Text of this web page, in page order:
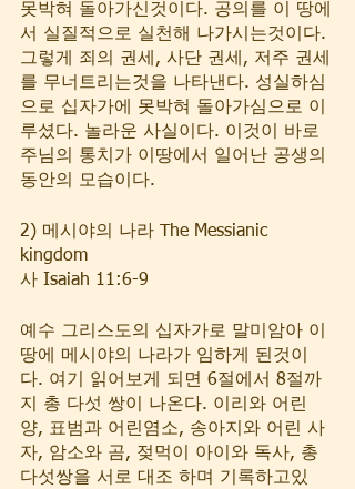
못박혀 돌아가신것이다. 공의를 이 땅에
서 실질적으로 실천해 나가시는것이다.
그렇게 죄의 권세, 사단 권세, 저주 권세
를 무너트리는것을 나타낸다. 성실하심
으로 십자가에 못박혀 돌아가심으로 이
루셨다. 놀라운 사실이다. 이것이 바로
주님의 통치가 이땅에서 일어난 공생의
동안의 모습이다.
2) 메시야의 나라 The Messianic
kingdom
사 Isaiah 11:6-9
예수 그리스도의 십자가로 말미암아 이
땅에 메시야의 나라가 임하게 된것이
다. 여기 읽어보게 되면 6절에서 8절까
지 총 다섯 쌍이 나온다. 이리와 어린
양, 표범과 어린염소, 송아지와 어린 사
자, 암소와 곰, 젖먹이 아이와 독사, 총
다섯쌍을 서로 대조 하며 기록하고있